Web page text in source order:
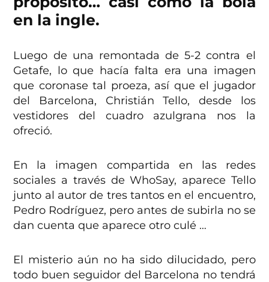
en la ingle.
Luego de una remontada de 5-2 contra el
Getafe, lo que hacía falta era una imagen
que coronase tal proeza, así que el jugador
del Barcelona, Christián Tello, desde los
vestidores del cuadro azulgrana nos la
ofreció.
En la imagen compartida en las redes
sociales a través de WhoSay, aparece Tello
junto al autor de tres tantos en el encuentro,
Pedro Rodríguez, pero antes de subirla no se
dan cuenta que aparece otro culé …
El misterio aún no ha sido dilucidado, pero
todo buen seguidor del Barcelona no tendrá